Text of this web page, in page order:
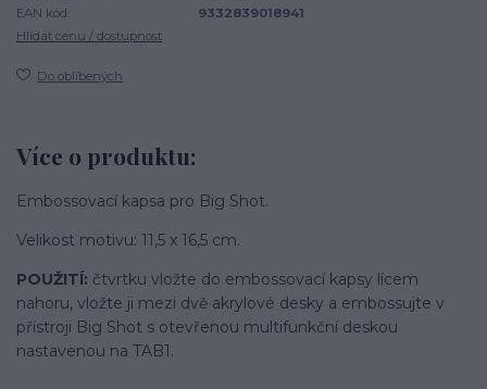
EAN kód:
9332839018941
Hlídat cenu / dostupnost
Do oblíbených
Více o produktu:
Embossovací kapsa pro Big Shot.
Velikost motivu: 11,5 x 16,5 cm.
POUŽITÍ: čtvrtku vložte do embossovací kapsy lícem
nahoru, vložte ji mezi dvě akrylové desky a embossujte v
přístroji Big Shot s otevřenou multifunkční deskou
nastavenou na TAB1.